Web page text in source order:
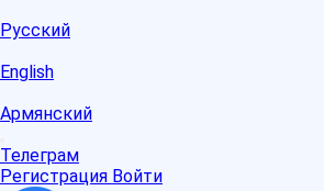
Русский
English
Армянский
Телеграм
Регистрация Войти